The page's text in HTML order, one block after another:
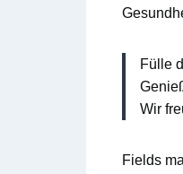
Fülle
Wir
Fields